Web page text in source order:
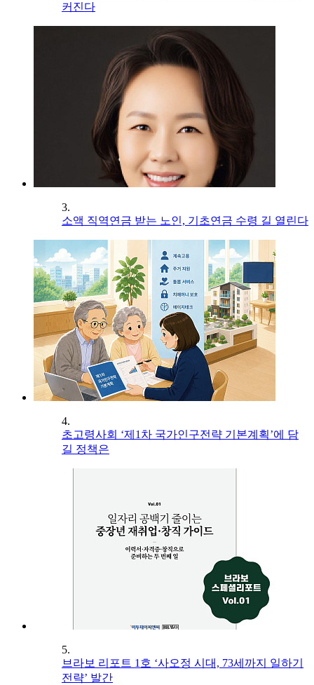
커진다
3.
소액 직역연금 받는 노인, 기초연금 수령 길 열린다
4.
초고령사회 ‘제1차 국가인구전략 기본계획’에 담
길 정책은
5.
브라보 리포트 1호 ‘사오정 시대, 73세까지 일하기
전략’ 발간